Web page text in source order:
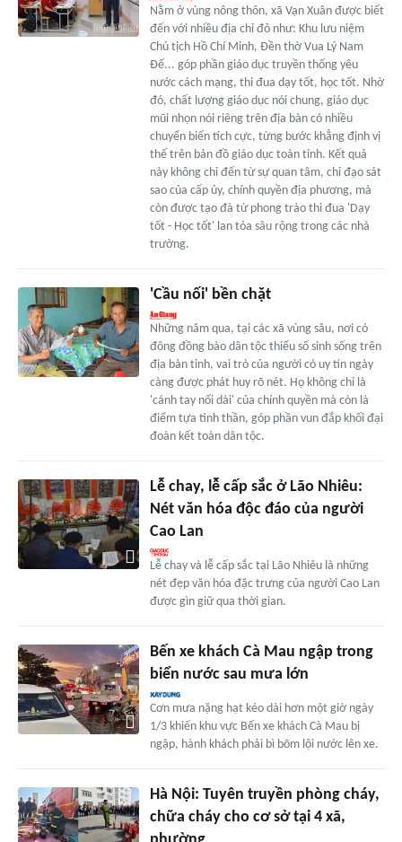
Nằm ở vùng nông thôn, xã Vạn Xuân được biết
đến với nhiều địa chỉ đỏ như: Khu lưu niệm
Chủ tịch Hồ Chí Minh, Đền thờ Vua Lý Nam
Đế... góp phần giáo dục truyền thống yêu
nước cách mạng, thi đua dạy tốt, học tốt. Nhờ
đó, chất lượng giáo dục nói chung, giáo dục
mũi nhọn nói riêng trên địa bàn có nhiều
chuyển biến tích cực, từng bước khẳng định vị
thế trên bản đồ giáo dục toàn tỉnh. Kết quả
này không chỉ đến từ sự quan tâm, chỉ đạo sát
sao của cấp ủy, chính quyền địa phương, mà
còn được tạo đà từ phong trào thi đua 'Dạy
tốt - Học tốt' lan tỏa sâu rộng trong các nhà
trường.
'Cầu nối' bền chặt
Những năm qua, tại các xã vùng sâu, nơi có
đông đồng bào dân tộc thiểu số sinh sống trên
địa bàn tỉnh, vai trò của người có uy tín ngày
càng được phát huy rõ nét. Họ không chỉ là
'cánh tay nối dài' của chính quyền mà còn là
điểm tựa tinh thần, góp phần vun đắp khối đại
đoàn kết toàn dân tộc.
Lễ chay, lễ cấp sắc ở Lão Nhiêu:
Nét văn hóa độc đáo của người
Cao Lan
Lễ chay và lễ cấp sắc tại Lão Nhiêu là những
nét đẹp văn hóa đặc trưng của người Cao Lan
được gìn giữ qua thời gian.
Bến xe khách Cà Mau ngập trong
biển nước sau mưa lớn
Cơn mưa nặng hạt kéo dài hơn một giờ ngày
1/3 khiến khu vực Bến xe khách Cà Mau bị
ngập, hành khách phải bì bõm lội nước lên xe.
Hà Nội: Tuyên truyền phòng cháy,
chữa cháy cho cơ sở tại 4 xã,